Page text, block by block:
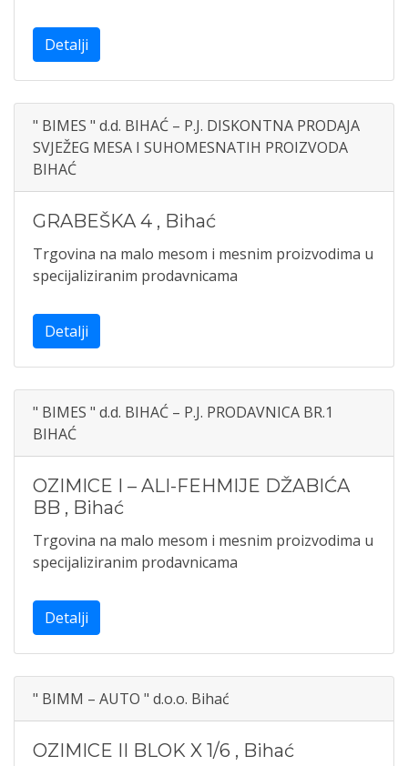
Detalji
" BIMES " d.d. BIHAĆ – P.J. DISKONTNA PRODAJA
SVJEŽEG MESA I SUHOMESNATIH PROIZVODA
BIHAĆ
GRABEŠKA 4 , Bihać
Trgovina na malo mesom i mesnim proizvodima u
specijaliziranim prodavnicama
Detalji
" BIMES " d.d. BIHAĆ – P.J. PRODAVNICA BR.1
BIHAĆ
OZIMICE I – ALI-FEHMIJE DŽABIĆA
BB , Bihać
Trgovina na malo mesom i mesnim proizvodima u
specijaliziranim prodavnicama
Detalji
" BIMM – AUTO " d.o.o. Bihać
OZIMICE II BLOK X 1/6 , Bihać